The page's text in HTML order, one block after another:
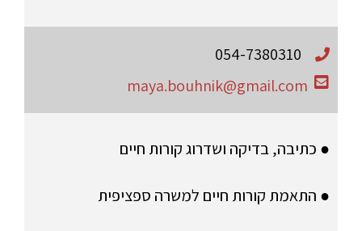
054-7380310
maya.bouhnik@gmail.com
● כתיבה, בדיקה ושדרוג קורות חיים
● התאמת קורות חיים למשרה ספציפית